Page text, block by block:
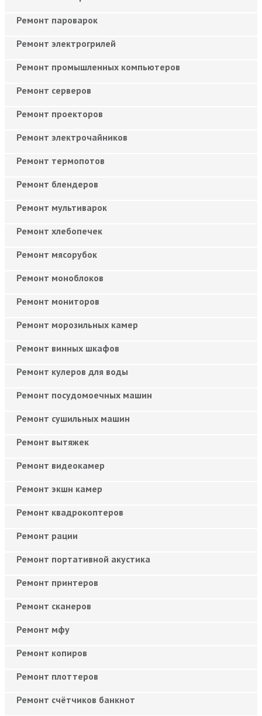
Ремонт пароварок
Ремонт электрогрилей
Ремонт промышленных компьютеров
Ремонт серверов
Ремонт проекторов
Ремонт электрочайников
Ремонт термопотов
Ремонт блендеров
Ремонт мультиварок
Ремонт хлебопечек
Ремонт мясорубок
Ремонт моноблоков
Ремонт мониторов
Ремонт морозильных камер
Ремонт винных шкафов
Ремонт кулеров для воды
Ремонт посудомоечных машин
Ремонт сушильных машин
Ремонт вытяжек
Ремонт видеокамер
Ремонт экшн камер
Ремонт квадрокоптеров
Ремонт рации
Ремонт портативной акустика
Ремонт принтеров
Ремонт сканеров
Ремонт мфу
Ремонт копиров
Ремонт плоттеров
Ремонт счётчиков банкнот